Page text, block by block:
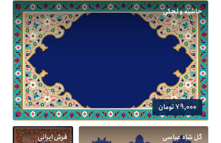
حاشیه و لچکی
79,000 تومان
گل شاه عباسی فرش ایرانی